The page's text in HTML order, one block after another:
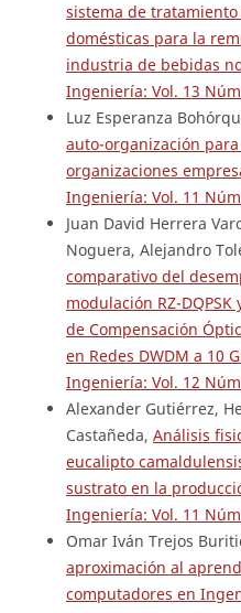
sistema de
domésticas para la
industria de bebidas
Ingeniería: Vol. 13
Luz Esperanza
auto-organización
organizaciones
Ingeniería: Vol. 11
Juan David Herrera
Noguera, Alejandro
comparativo del
modulación RZ-DQPSK
de Compensación
en Redes DWDM a 10
Ingeniería: Vol. 12
Alexander Gutiérrez,
Castañeda, Análisis
eucalipto
sustrato en la
Ingeniería: Vol. 11
Omar Iván Trejos
aproximación al
computadores en